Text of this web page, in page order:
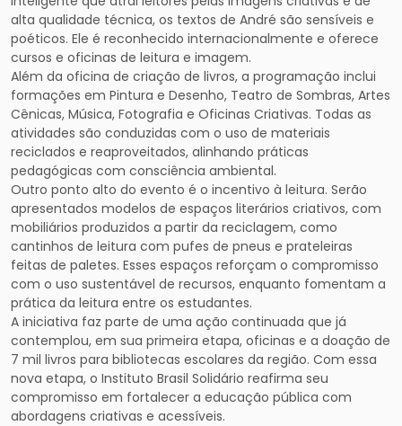
alta qualidade técnica, os textos de André são sensíveis e
poéticos. Ele é reconhecido internacionalmente e oferece
cursos e oficinas de leitura e imagem.
Além da oficina de criação de livros, a programação inclui
formações em Pintura e Desenho, Teatro de Sombras, Artes
Cênicas, Música, Fotografia e Oficinas Criativas. Todas as
atividades são conduzidas com o uso de materiais
reciclados e reaproveitados, alinhando práticas
pedagógicas com consciência ambiental.
Outro ponto alto do evento é o incentivo à leitura. Serão
apresentados modelos de espaços literários criativos, com
mobiliários produzidos a partir da reciclagem, como
cantinhos de leitura com pufes de pneus e prateleiras
feitas de paletes. Esses espaços reforçam o compromisso
com o uso sustentável de recursos, enquanto fomentam a
prática da leitura entre os estudantes.
A iniciativa faz parte de uma ação continuada que já
contemplou, em sua primeira etapa, oficinas e a doação de
7 mil livros para bibliotecas escolares da região. Com essa
nova etapa, o Instituto Brasil Solidário reafirma seu
compromisso em fortalecer a educação pública com
abordagens criativas e acessíveis.